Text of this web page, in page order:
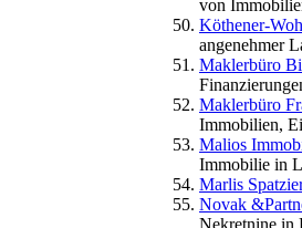
von
Köthener-
angenehmer
Maklerbüro
Maklerbüro
Immobilien,
Malios
Immobilie in
Marlis
Novak
Nekretnine in